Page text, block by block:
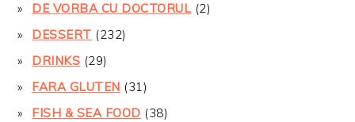
DE VORBA CU DOCTORUL (2)
DESSERT (232)
DRINKS (29)
FARA GLUTEN (31)
FISH & SEA FOOD (38)